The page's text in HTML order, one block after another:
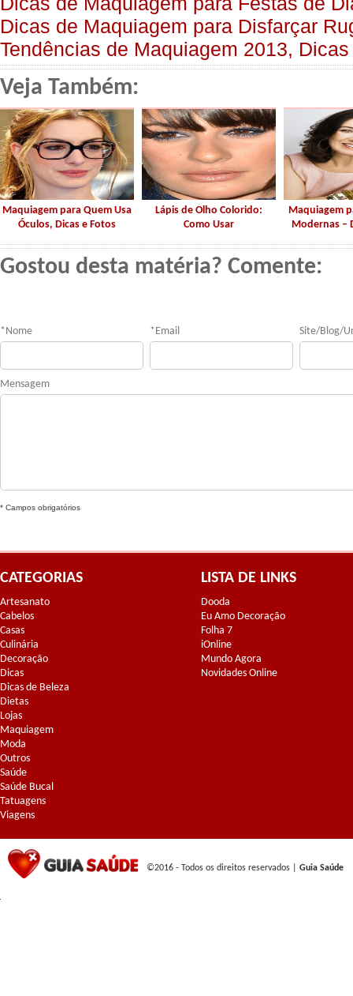
Dicas de Maquiagem para Disfarçar
Tendências de Maquiagem 2013,
Veja Também:
Maquiagem para Quem Usa
Óculos, Dicas e Fotos
Lápis de Olho Colorido:
Como Usar
Maquiagem
Modernas –
Gostou desta matéria? Comente:
* Nome * Email Site/Blog/
Mensagem
* Campos obrigatórios
CATEGORIAS
Artesanato
Cabelos
Casas
Culinária
Decoração
Dicas
Dicas de Beleza
Dietas
Lojas
Maquiagem
Moda
Outros
Saúde
Saúde Bucal
Tatuagens
Viagens
LISTA DE LINKS
Dooda
Eu Amo Decoração
Folha 7
iOnline
Mundo Agora
Novidades Online
©2016 - Todos os direitos reservados | Guia Saúde